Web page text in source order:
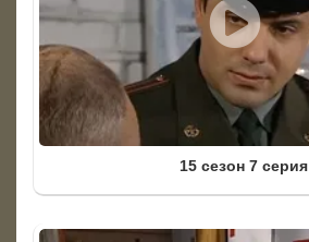
15 сезон 7 серия